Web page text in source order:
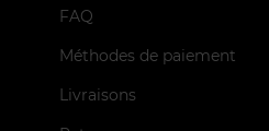
FAQ
Méthodes de paiement
Livraisons